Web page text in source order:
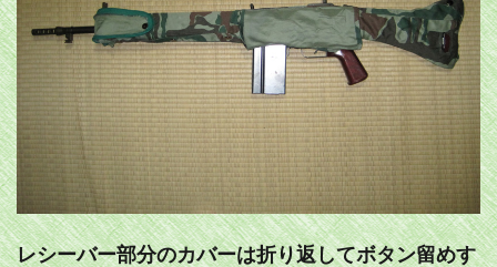
レシーバー部分のカバーは折り返してボタン留めす